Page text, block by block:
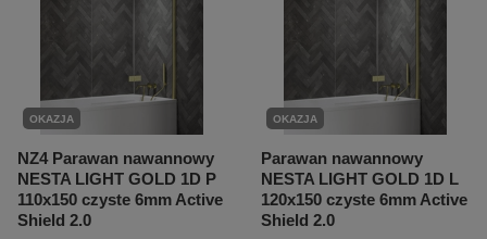
OKAZJA
NZ4 Parawan nawannowy
NESTA LIGHT GOLD 1D P
110x150 czyste 6mm Active
Shield 2.0
OKAZJA
Parawan nawannowy
NESTA LIGHT GOLD 1D L
120x150 czyste 6mm Active
Shield 2.0